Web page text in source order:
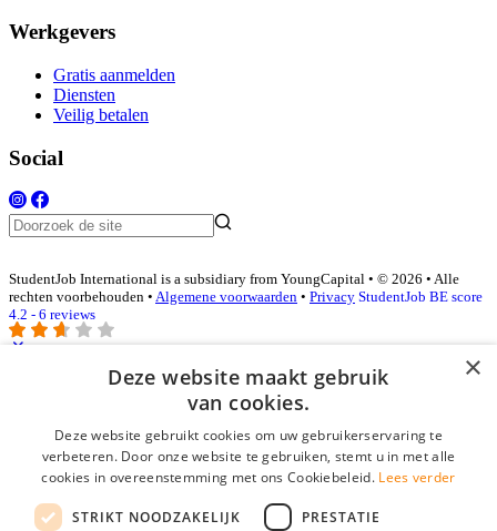
Werkgevers
Gratis aanmelden
Diensten
Veilig betalen
Social
StudentJob International is a subsidiary from YoungCapital • © 2026 • Alle
rechten voorbehouden • Algemene voorwaarden • Privacy StudentJob BE score
4.2 - 6 reviews
Inloggen als bedrijf
E-mail*
Wachtwoord
login gegevens onthouden
×
Deze website maakt gebruik
van cookies.
Deze website gebruikt cookies om uw gebruikerservaring te
verbeteren. Door onze website te gebruiken, stemt u in met alle
cookies in overeenstemming met ons Cookiebeleid. Lees verder
STRIKT NOODZAKELIJK PRESTATIE